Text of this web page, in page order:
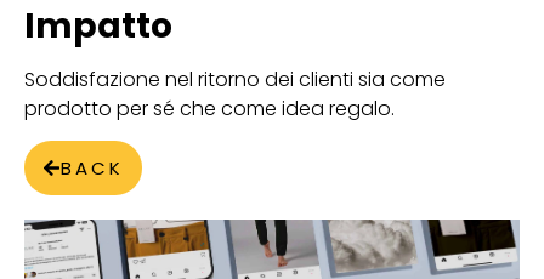
Impatto
Soddisfazione nel ritorno dei clienti sia come
prodotto per sé che come idea regalo.
BACK